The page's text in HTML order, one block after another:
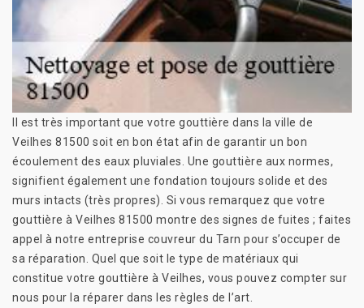
Il est très important que votre gouttière dans la ville de
Veilhes 81500 soit en bon état afin de garantir un bon
écoulement des eaux pluviales. Une gouttière aux normes,
signifient également une fondation toujours solide et des
murs intacts (très propres). Si vous remarquez que votre
gouttière à Veilhes 81500 montre des signes de fuites ; faites
appel à notre entreprise couvreur du Tarn pour s’occuper de
sa réparation. Quel que soit le type de matériaux qui
constitue votre gouttière à Veilhes, vous pouvez compter sur
nous pour la réparer dans les règles de l’art.